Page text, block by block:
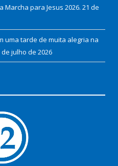
para Jesus 2026. 21 de
uma tarde de muita alegria na
de julho de 2026